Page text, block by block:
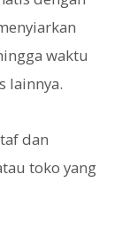
waktu
lainnya.
dan
toko yang